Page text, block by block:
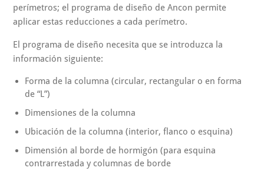
perímetros; el programa de diseño de Ancon permite
aplicar estas reducciones a cada perímetro.
El programa de diseño necesita que se introduzca la
información siguiente:
Forma de la columna (circular, rectangular o en forma
de “L”)
Dimensiones de la columna
Ubicación de la columna (interior, flanco o esquina)
Dimensión al borde de hormigón (para esquina
contrarrestada y columnas de borde